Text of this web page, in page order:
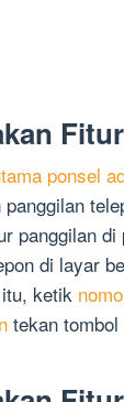
ponsel
panggilan
di layar
ketik
tekan